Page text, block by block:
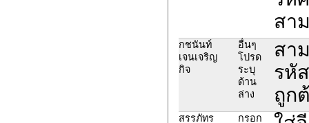
สา
กชนันท์
เจนเจริญ
กิจ
อื่นๆ
โปรด
ระบุ
ด้าน
ล่าง
สา
รหั
ถูก
สรรภัทร กรอก